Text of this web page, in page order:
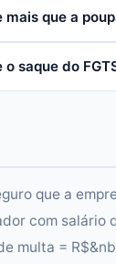
mais que a
saque do
que a
com salário
multa =